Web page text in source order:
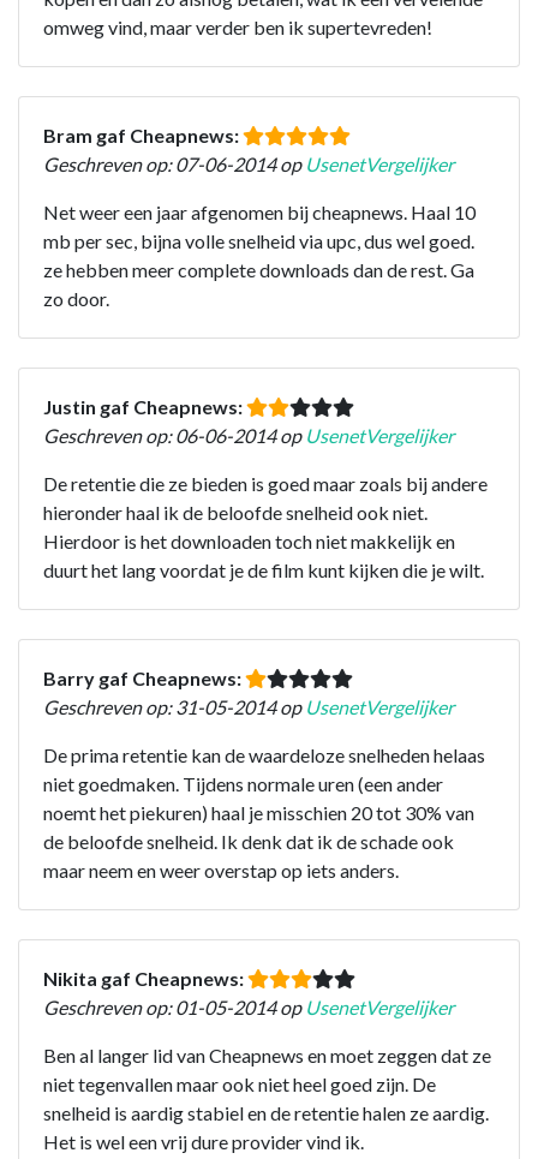
omweg vind, maar verder ben ik supertevreden!
Bram gaf Cheapnews:
Geschreven op: 07-06-2014 op UsenetVergelijker
Net weer een jaar afgenomen bij cheapnews. Haal 10
mb per sec, bijna volle snelheid via upc, dus wel goed.
ze hebben meer complete downloads dan de rest. Ga
zo door.
Justin gaf Cheapnews:
Geschreven op: 06-06-2014 op UsenetVergelijker
De retentie die ze bieden is goed maar zoals bij andere
hieronder haal ik de beloofde snelheid ook niet.
Hierdoor is het downloaden toch niet makkelijk en
duurt het lang voordat je de film kunt kijken die je wilt.
Barry gaf Cheapnews:
Geschreven op: 31-05-2014 op UsenetVergelijker
De prima retentie kan de waardeloze snelheden helaas
niet goedmaken. Tijdens normale uren (een ander
noemt het piekuren) haal je misschien 20 tot 30% van
de beloofde snelheid. Ik denk dat ik de schade ook
maar neem en weer overstap op iets anders.
Nikita gaf Cheapnews:
Geschreven op: 01-05-2014 op UsenetVergelijker
Ben al langer lid van Cheapnews en moet zeggen dat ze
niet tegenvallen maar ook niet heel goed zijn. De
snelheid is aardig stabiel en de retentie halen ze aardig.
Het is wel een vrij dure provider vind ik.